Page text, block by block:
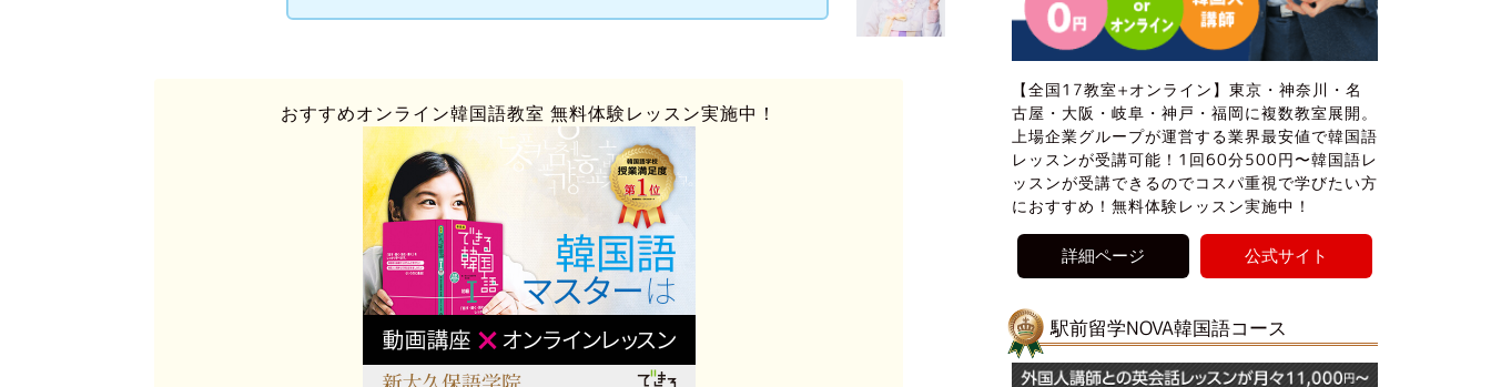
おすすめオンライン韓国語教室 無料体験レッスン実施中！
【全国17教室+オンライン】東京・神奈川・名
古屋・大阪・岐阜・神戸・福岡に複数教室展開。
上場企業グループが運営する業界最安値で韓国語
レッスンが受講可能！1回60分500円〜韓国語レ
ッスンが受講できるのでコスパ重視で学びたい方
におすすめ！無料体験レッスン実施中！
詳細ページ 公式サイト
駅前留学NOVA韓国語コース